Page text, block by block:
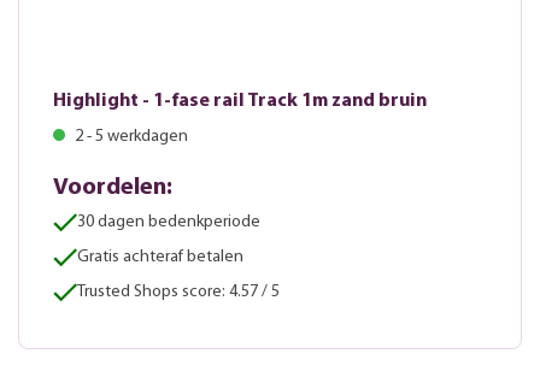
Highlight - 1-fase rail Track 1m zand bruin
2 - 5 werkdagen
Voordelen:
30 dagen bedenkperiode
Gratis achteraf betalen
Trusted Shops score: 4.57 / 5